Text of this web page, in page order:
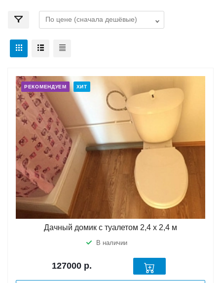
РЕКОМЕНДУЕМ ХИТ
Дачный домик с туалетом 2,4 х 2,4 м
В наличии
127000 р.